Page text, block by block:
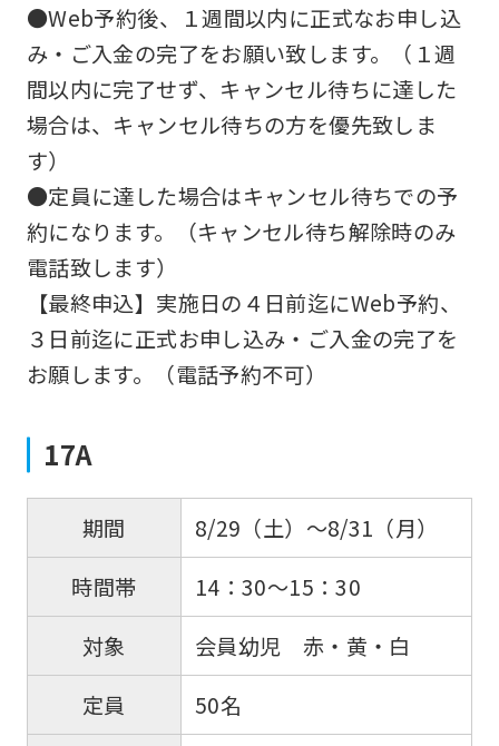
●Web予約後、１週間以内に正式なお申し込
み・ご入金の完了をお願い致します。（１週
間以内に完了せず、キャンセル待ちに達した
場合は、キャンセル待ちの方を優先致しま
す）
●定員に達した場合はキャンセル待ちでの予
約になります。（キャンセル待ち解除時のみ
電話致します）
【最終申込】実施日の４日前迄にWeb予約、
３日前迄に正式お申し込み・ご入金の完了を
お願します。（電話予約不可）
17A
期間
8/29（土）～8/31（月）
時間帯
14：30～15：30
対象
会員幼児 赤・黄・白
定員
50名